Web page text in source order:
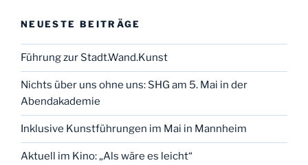
NEUESTE BEITRÄGE
Führung zur Stadt.Wand.Kunst
Nichts über uns ohne uns: SHG am 5. Mai in der
Abendakademie
Inklusive Kunstführungen im Mai in Mannheim
Aktuell im Kino: „Als wäre es leicht“